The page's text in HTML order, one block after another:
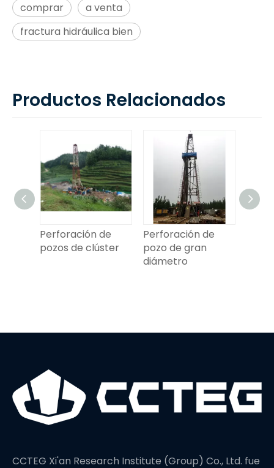
comprar
a venta
fractura hidráulica bien
Productos Relacionados
Perforación de
pozos de clúster
Perforación de
pozo de gran
diámetro
CCTEG Xi'an Research Institute (Group) Co., Ltd. fue